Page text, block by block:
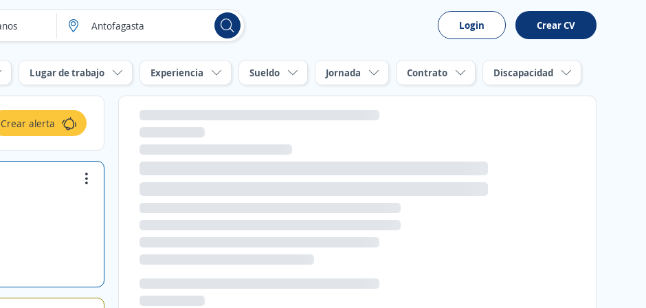
Login Crear CV
Lugar de trabajo Experiencia Sueldo Jornada Contrato Discapacidad
Crear alerta